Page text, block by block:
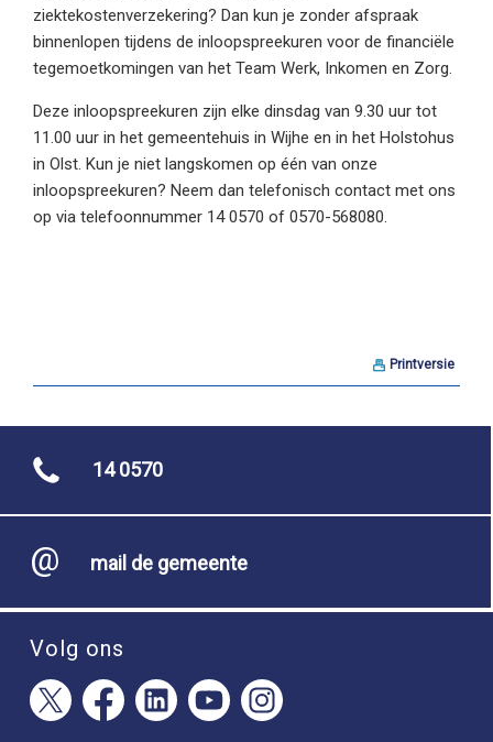
ziektekostenverzekering? Dan kun je zonder afspraak
binnenlopen tijdens de inloopspreekuren voor de financiële
tegemoetkomingen van het Team Werk, Inkomen en Zorg.
Deze inloopspreekuren zijn elke dinsdag van 9.30 uur tot
11.00 uur in het gemeentehuis in Wijhe en in het Holstohus
in Olst. Kun je niet langskomen op één van onze
inloopspreekuren? Neem dan telefonisch contact met ons
op via telefoonnummer 14 0570 of 0570-568080.
Printversie
14 0570
mail de gemeente
Volg ons